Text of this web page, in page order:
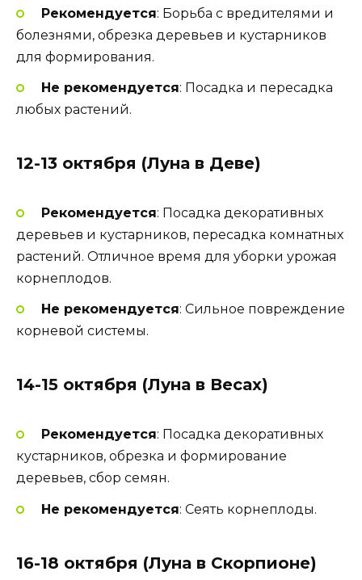
Рекомендуется: Борьба с вредителями и
болезнями, обрезка деревьев и кустарников
для формирования.
Не рекомендуется: Посадка и пересадка
любых растений.
12-13 октября (Луна в Деве)
Рекомендуется: Посадка декоративных
деревьев и кустарников, пересадка комнатных
растений. Отличное время для уборки урожая
корнеплодов.
Не рекомендуется: Сильное повреждение
корневой системы.
14-15 октября (Луна в Весах)
Рекомендуется: Посадка декоративных
кустарников, обрезка и формирование
деревьев, сбор семян.
Не рекомендуется: Сеять корнеплоды.
16-18 октября (Луна в Скорпионе)